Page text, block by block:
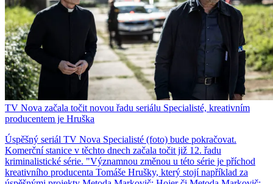
TV Nova začala točit novou řadu seriálu Specialisté, kreativním
producentem je Hruška
Úspěšný seriál TV Nova Specialisté (foto) bude pokračovat.
Komerční stanice v těchto dnech začala točit již 12. řadu
kriminalistické série. "Významnou změnou u této série je příchod
kreativního producenta Tomáše Hrušky, který stojí například za